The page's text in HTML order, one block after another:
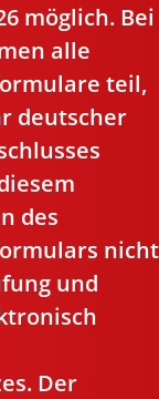
möglich. Bei
alle
teil,
deutscher
des
nicht
und
Der